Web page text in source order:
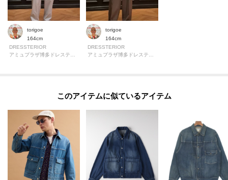
torigoe
164cm
DRESSTERIOR
torigoe
164cm
DRESSTERIOR
このアイテムに似ているアイテム